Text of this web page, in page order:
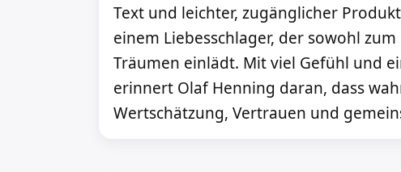
Text und leichter, zugänglicher
einem Liebesschlager, der sowohl
Träumen einlädt. Mit viel Gefühl und
erinnert Olaf Henning daran, dass
Wertschätzung, Vertrauen und